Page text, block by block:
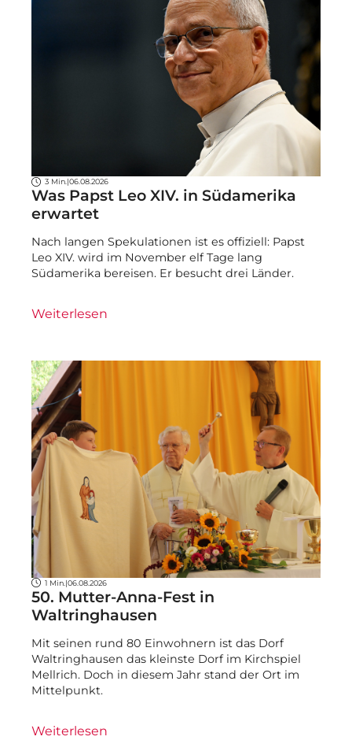
3 Min. |06.08.2026
Was Papst Leo XIV. in Südamerika
erwartet
Nach langen Spekulationen ist es offiziell: Papst
Leo XIV. wird im November elf Tage lang
Südamerika bereisen. Er besucht drei Länder.
Weiterlesen
1 Min. |06.08.2026
50. Mutter-Anna-Fest in
Waltringhausen
Mit seinen rund 80 Einwohnern ist das Dorf
Waltringhausen das kleinste Dorf im Kirchspiel
Mellrich. Doch in diesem Jahr stand der Ort im
Mittelpunkt.
Weiterlesen